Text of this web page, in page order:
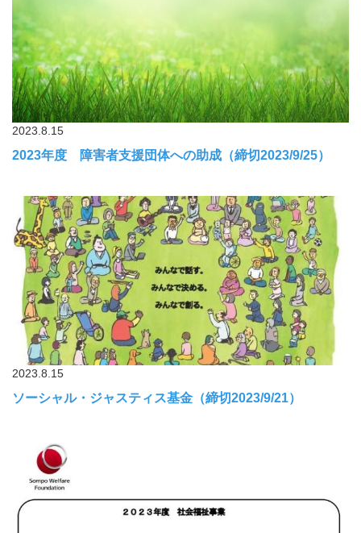
2023.8.15
2023年度 障害者支援団体への助成（締切2023/9/25）
2023.8.15
ソーシャル・ジャスティス基金（締切2023/9/21）